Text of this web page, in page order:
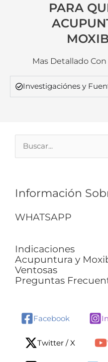
PARA
Mas Detallado
Investigaciónes y
Buscar
Información
WHATSAPP
Indicaciones
Acupuntura y
Ventosas
Preguntas
Facebook
Twitter / X